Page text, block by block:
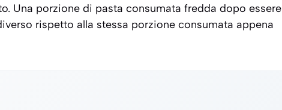
Una porzione di pasta consumata fredda dopo essere
rispetto alla stessa porzione consumata appena